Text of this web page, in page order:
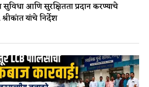
आणि सुरक्षितता प्रदान करण्याचे
यांचे निर्देश